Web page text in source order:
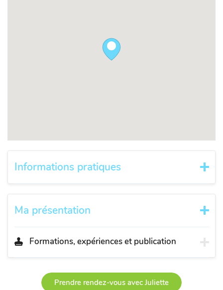
Informations pratiques
Ma présentation
Formations, expériences et publication
Prendre rendez-vous avec Juliette